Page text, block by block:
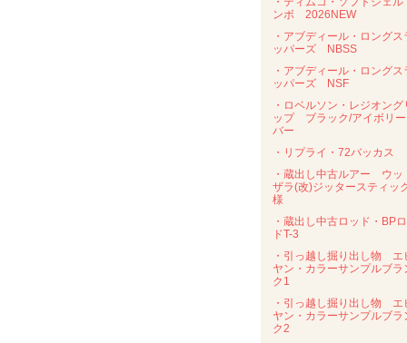
ンボ 2026NEW
・アブディール・ロングス
ッパーズ NBSS
・アブディール・ロングス
ッパーズ NSF
・ロベルソン・レジオング
ップ ブラック/アイボリー
バー
・リプライ・72バッカス
・蔵出し中古ルアー ウッ
ザラ(改)ジッタースティッ
様
・蔵出し中古ロッド・BP
ドT-3
・引っ越し掘り出し物 エ
ヤン・カラーサンプルブラ
ク1
・引っ越し掘り出し物 エ
ヤン・カラーサンプルブラ
ク2